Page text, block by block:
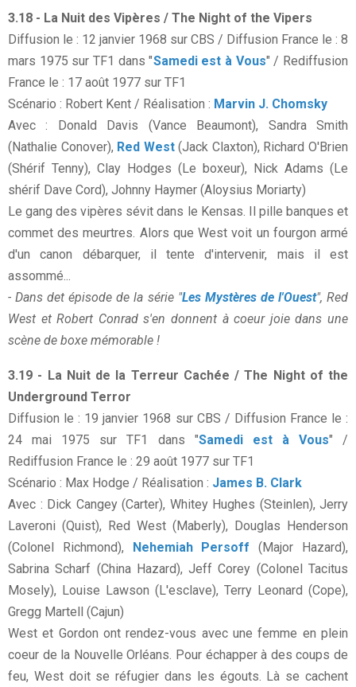
3.18 - La Nuit des Vipères / The Night of the Vipers
Diffusion le : 12 janvier 1968 sur CBS / Diffusion France le : 8
mars 1975 sur TF1 dans "Samedi est à Vous" / Rediffusion
France le : 17 août 1977 sur TF1
Scénario : Robert Kent / Réalisation : Marvin J. Chomsky
Avec : Donald Davis (Vance Beaumont), Sandra Smith
(Nathalie Conover), Red West(Jack Claxton), Richard O'Brien
(Shérif Tenny), Clay Hodges (Le boxeur), Nick Adams (Le
shérif Dave Cord), Johnny Haymer (Aloysius Moriarty)
Le gang des vipères sévit dans le Kensas. Il pille banques et
commet des meurtres. Alors que West voit un fourgon armé
d'un canon débarquer, il tente d'intervenir, mais il est
assommé...
- Dans det épisode de la série "Les Mystères de l'Ouest", Red
West et Robert Conrad s'en donnent à coeur joie dans une
scène de boxe mémorable !
3.19 - La Nuit de la Terreur Cachée / The Night of the
Underground Terror
Diffusion le : 19 janvier 1968 sur CBS / Diffusion France le :
24 mai 1975 sur TF1 dans "Samedi est à Vous" /
Rediffusion France le : 29 août 1977 sur TF1
Scénario : Max Hodge / Réalisation : James B. Clark
Avec : Dick Cangey (Carter), Whitey Hughes (Steinlen), Jerry
Laveroni (Quist), Red West (Maberly), Douglas Henderson
(Colonel Richmond), Nehemiah Persoff (Major Hazard),
Sabrina Scharf (China Hazard), Jeff Corey (Colonel Tacitus
Mosely), Louise Lawson (L'esclave), Terry Leonard (Cope),
Gregg Martell (Cajun)
West et Gordon ont rendez-vous avec une femme en plein
coeur de la Nouvelle Orléans. Pour échapper à des coups de
feu, West doit se réfugier dans les égouts. Là se cachent